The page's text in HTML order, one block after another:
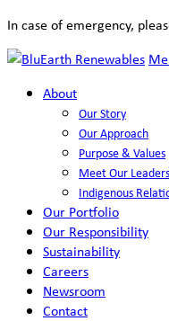
In case of emergency,
About
Our Story
Our Approach
Purpose & Values
Meet Our
Indigenous
Our Portfolio
Our Responsibility
Sustainability
Careers
Newsroom
Contact